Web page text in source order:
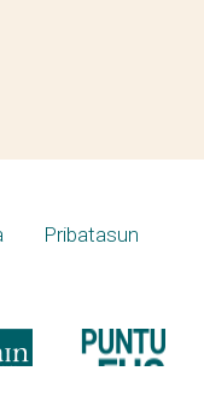
Pribatasun